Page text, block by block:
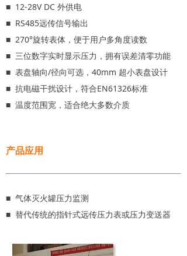
■ 12-28V DC 外供电
■ RS485远传信号输出
■ 270°旋转表体，便于用户多角度读数
■ 三位数字实时显示压力，拥有误差清零功能
■ 表盘轴向/径向可选，40mm 超小表盘设计
■ 抗电磁干扰设计，符合EN61326标准
■ 温度范围宽，适合绝大多数介质
产品应用
■ 气体灭火罐压力监测
■ 替代传统的指针式远传压力表或压力变送器